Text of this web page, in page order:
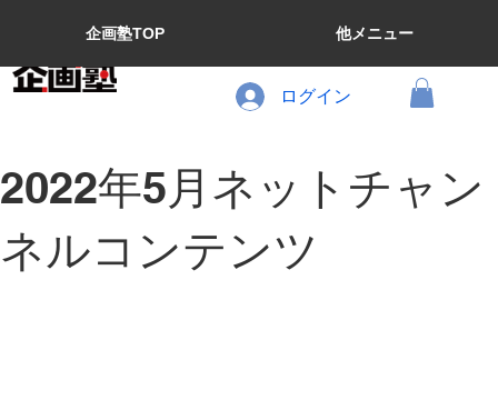
企画塾TOP 他メニュー
ログイン
2022年5月ネットチャン
ネルコンテンツ